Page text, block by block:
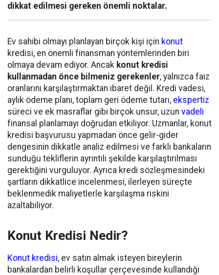
dikkat edilmesi gereken önemli noktalar.
Ev sahibi olmayı planlayan birçok kişi için konut
kredisi, en önemli finansman yöntemlerinden biri
olmaya devam ediyor. Ancak konut kredisi
kullanmadan önce bilmeniz gerekenler, yalnızca faiz
oranlarını karşılaştırmaktan ibaret değil. Kredi vadesi,
aylık ödeme planı, toplam geri ödeme tutarı, ekspertiz
süreci ve ek masraflar gibi birçok unsur, uzun vadeli
finansal planlamayı doğrudan etkiliyor. Uzmanlar, konut
kredisi başvurusu yapmadan önce gelir-gider
dengesinin dikkatle analiz edilmesi ve farklı bankaların
sunduğu tekliflerin ayrıntılı şekilde karşılaştırılması
gerektiğini vurguluyor. Ayrıca kredi sözleşmesindeki
şartların dikkatlice incelenmesi, ilerleyen süreçte
beklenmedik maliyetlerle karşılaşma riskini
azaltabiliyor.
Konut Kredisi Nedir?
Konut kredisi, ev satın almak isteyen bireylerin
bankalardan belirli koşullar çerçevesinde kullandığı